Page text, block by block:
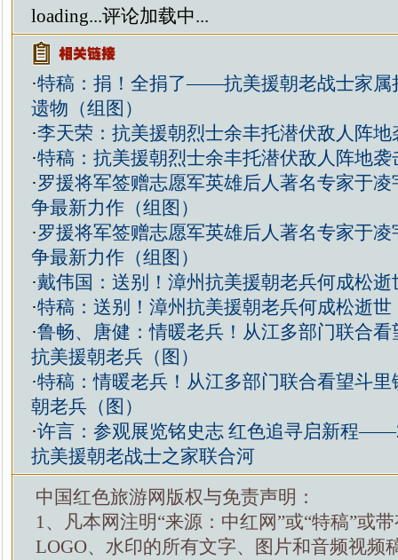
loading...评论加载中...
·特稿：捐！全捐了——抗美援朝老战士家属
遗物（组图）
·李天荣：抗美援朝烈士余丰托潜伏敌人阵地
·特稿：抗美援朝烈士余丰托潜伏敌人阵地袭
·罗援将军签赠志愿军英雄后人著名专家于凌
争最新力作（组图）
·罗援将军签赠志愿军英雄后人著名专家于凌
争最新力作（组图）
·戴伟国：送别！漳州抗美援朝老兵何成松逝
·特稿：送别！漳州抗美援朝老兵何成松逝世
·鲁畅、唐健：情暖老兵！从江多部门联合看
抗美援朝老兵（图）
·特稿：情暖老兵！从江多部门联合看望斗里
朝老兵（图）
·许言：参观展览铭史志 红色追寻启新程
抗美援朝老战士之家联合河
中国红色旅游网版权与免责声明：
1、凡本网注明“来源：中红网”或“特稿”或
LOGO、水印的所有文字、图片和音频视频